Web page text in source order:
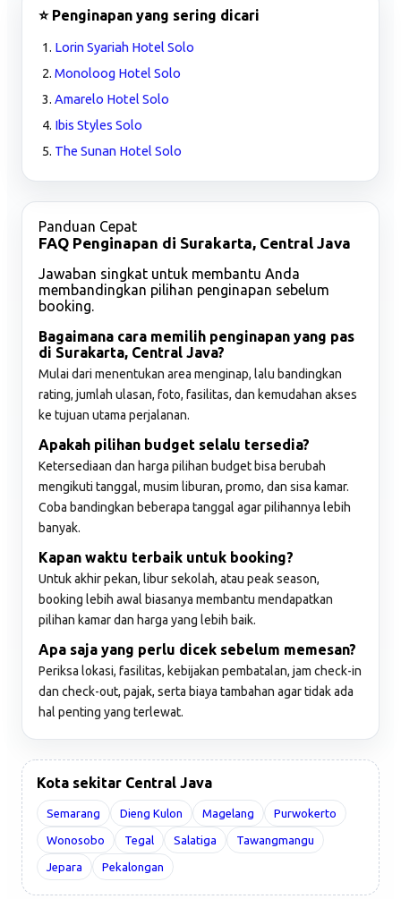
⭐ Penginapan yang sering dicari
Lorin Syariah Hotel Solo
Monoloog Hotel Solo
Amarelo Hotel Solo
Ibis Styles Solo
The Sunan Hotel Solo
Panduan Cepat
FAQ Penginapan di Surakarta, Central Java
Jawaban singkat untuk membantu Anda
membandingkan pilihan penginapan sebelum
booking.
Bagaimana cara memilih penginapan yang pas
di Surakarta, Central Java?
Mulai dari menentukan area menginap, lalu bandingkan
rating, jumlah ulasan, foto, fasilitas, dan kemudahan akses
ke tujuan utama perjalanan.
Apakah pilihan budget selalu tersedia?
Ketersediaan dan harga pilihan budget bisa berubah
mengikuti tanggal, musim liburan, promo, dan sisa kamar.
Coba bandingkan beberapa tanggal agar pilihannya lebih
banyak.
Kapan waktu terbaik untuk booking?
Untuk akhir pekan, libur sekolah, atau peak season,
booking lebih awal biasanya membantu mendapatkan
pilihan kamar dan harga yang lebih baik.
Apa saja yang perlu dicek sebelum memesan?
Periksa lokasi, fasilitas, kebijakan pembatalan, jam check-in
dan check-out, pajak, serta biaya tambahan agar tidak ada
hal penting yang terlewat.
Kota sekitar Central Java
Semarang Dieng Kulon Magelang Purwokerto
Wonosobo Tegal Salatiga Tawangmangu
Jepara Pekalongan